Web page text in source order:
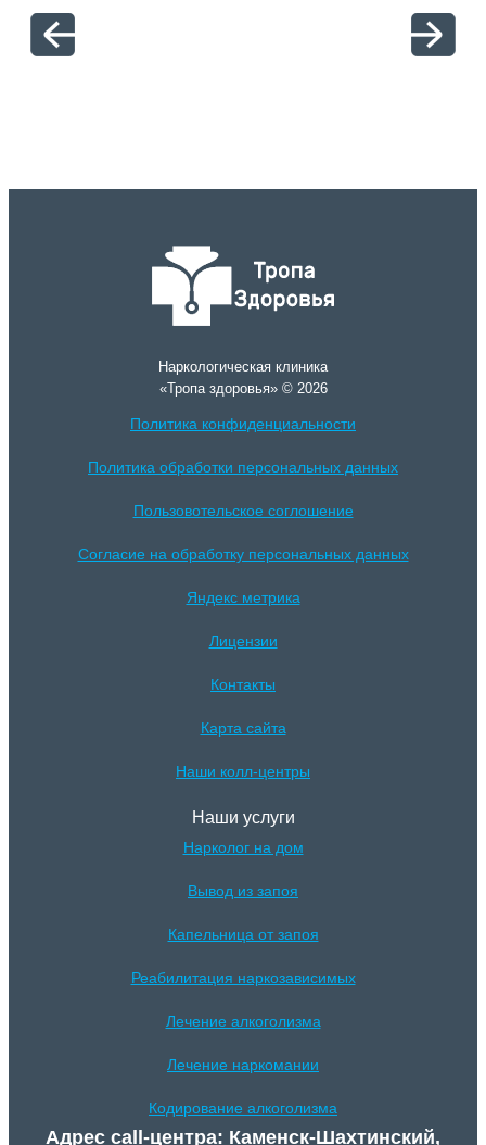
Наркологическая клиника
«Тропа здоровья» © 2026
Политика конфиденциальности
Политика обработки персональных данных
Пользовотельское соглошение
Согласие на обработку персональных данных
Яндекс метрика
Лицензии
Контакты
Карта сайта
Наши колл-центры
Наши услуги
Нарколог на дом
Вывод из запоя
Капельница от запоя
Реабилитация наркозависимых
Лечение алкоголизма
Лечение наркомании
Кодирование алкоголизма
Адрес call-центра: Каменск-Шахтинский,